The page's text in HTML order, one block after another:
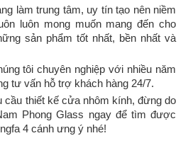
làm trung tâm, uy tín tạo nên niềm
luôn mong muốn mang đến cho
sản phẩm tốt nhất, bền nhất và
tôi chuyên nghiệp với nhiều năm
tư vấn hỗ trợ khách hàng 24/7.
cầu thiết kế cửa nhôm kính, đừng do
Phong Glass ngay để tìm được
4 cánh ưng ý nhé!